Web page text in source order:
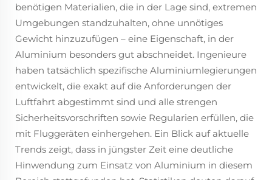
benötigen Materialien, die in der Lage sind, extremen
Umgebungen standzuhalten, ohne unnötiges
Gewicht hinzuzufügen – eine Eigenschaft, in der
Aluminium besonders gut abschneidet. Ingenieure
haben tatsächlich spezifische Aluminiumlegierungen
entwickelt, die exakt auf die Anforderungen der
Luftfahrt abgestimmt sind und alle strengen
Sicherheitsvorschriften sowie Regularien erfüllen, die
mit Fluggeräten einhergehen. Ein Blick auf aktuelle
Trends zeigt, dass in jüngster Zeit eine deutliche
Hinwendung zum Einsatz von Aluminium in diesem